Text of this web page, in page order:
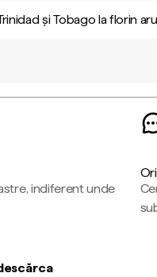
și Tobago la florin
indiferent unde